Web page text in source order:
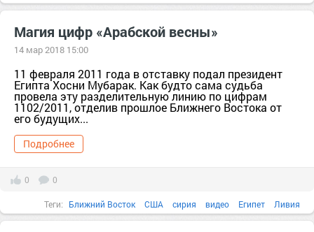
Магия цифр «Арабской весны»
14 мар 2018 15:00
11 февраля 2011 года в отставку подал президент
Египта Хосни Мубарак. Как будто сама судьба
провела эту разделительную линию по цифрам
1102/2011, отделив прошлое Ближнего Востока от
его будущих...
Подробнее
0 0
Теги: Ближний Восток США сирия видео Египет Ливия